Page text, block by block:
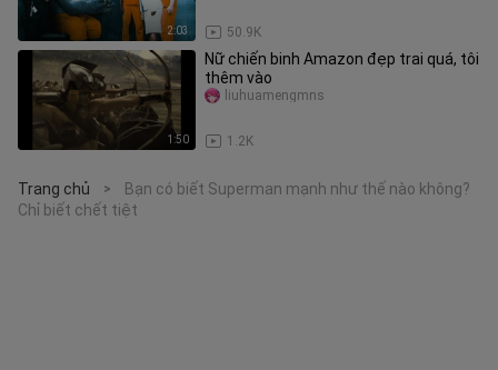
2:03 50.9K
1:50
Nữ chiến binh Amazon đẹp trai quá, tôi
thêm vào
1.2K
liuhuamengmns
Trang chủ >
Bạn có biết Superman mạnh như thế nào không?
Chỉ biết chết tiệt